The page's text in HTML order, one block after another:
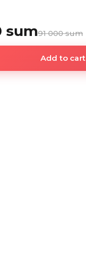
sum91 000 sum
Add to cart